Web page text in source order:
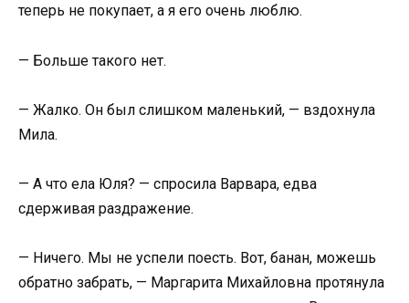
теперь не покупает, а я его очень люблю.
— Больше такого нет.
— Жалко. Он был слишком маленький, — вздохнула
Мила.
— А что ела Юля? — спросила Варвара, едва
сдерживая раздражение.
— Ничего. Мы не успели поесть. Вот, банан, можешь
обратно забрать, — Маргарита Михайловна протянула